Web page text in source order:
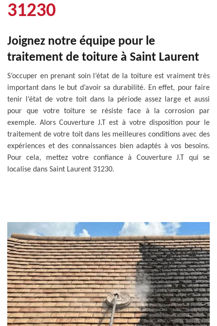
31230
Joignez notre équipe pour le
traitement de toiture à Saint Laurent
S’occuper en prenant soin l’état de la toiture est vraiment très
important dans le but d’avoir sa durabilité. En effet, pour faire
tenir l’état de votre toit dans la période assez large et aussi
pour que votre toiture se résiste face à la corrosion par
exemple. Alors Couverture J.T est à votre disposition pour le
traitement de votre toit dans les meilleures conditions avec des
expériences et des connaissances bien adaptés à vos besoins.
Pour cela, mettez votre confiance à Couverture J.T qui se
localise dans Saint Laurent 31230.